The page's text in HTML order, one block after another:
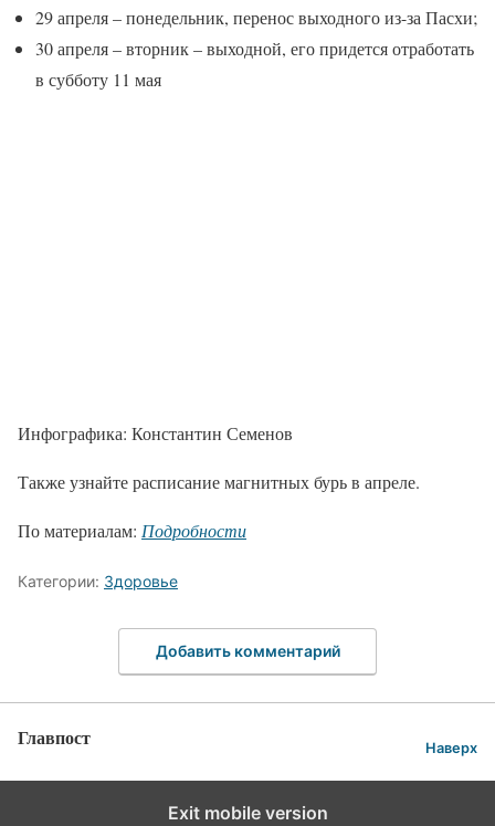
29 апреля – понедельник, перенос выходного из-за Пасхи;
30 апреля – вторник – выходной, его придется отработать
в субботу 11 мая
Инфографика: Константин Семенов
Также узнайте расписание магнитных бурь в апреле.
По материалам: Подробности
Категории: Здоровье
Добавить комментарий
Главпост Наверх
Exit mobile version